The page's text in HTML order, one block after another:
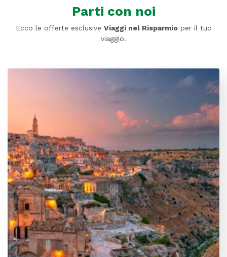
Parti con noi
Ecco le offerte esclusive Viaggi nel Risparmioper il tuo
viaggio.